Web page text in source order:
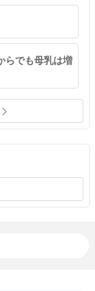
らでも母乳は増